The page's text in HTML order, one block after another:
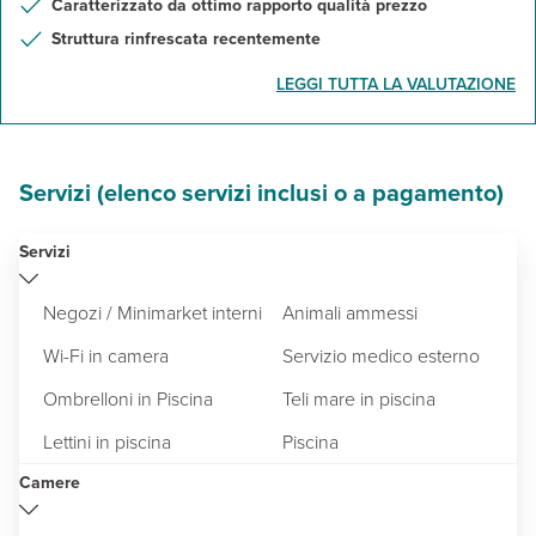
Struttura rinfrescata recentemente
LEGGI TUTTA LA VALUTAZIONE
Servizi (elenco servizi inclusi o a pagamento)
Servizi
Negozi / Minimarket interni
Animali ammessi
Wi-Fi in camera
Servizio medico esterno
Ombrelloni in Piscina
Teli mare in piscina
Lettini in piscina
Piscina
Camere